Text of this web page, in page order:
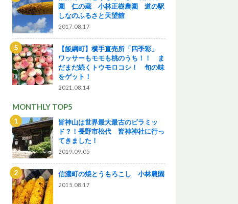
園 仁の蔵 小林正樹農園 道の駅
しなのふるさと天望館
2017.08.17
【飯綱町】横手直売所「四季彩」
ワッサーもモモも桃のうち！！ ま
だまだ続くトウモロコシ！ 旬の味
をゲット！
2021.08.14
MONTHLY TOP5
皆神山は世界最大最古のピラミッ
ド？！長野市松代 皆神神社に行っ
てきました！
2019.09.05
信濃町の焼とうもろこし 小林農園
2015.08.17